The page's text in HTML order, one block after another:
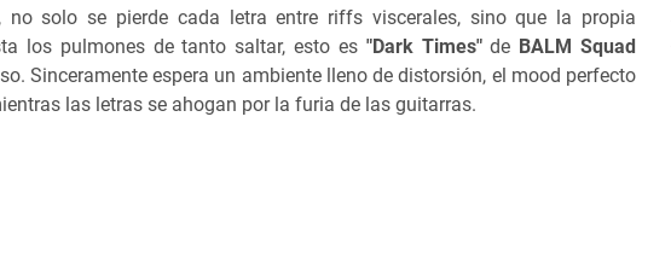
no solo se pierde cada letra entre riffs viscerales, sino que la propia
los pulmones de tanto saltar, esto es "Dark Times"de BALM Squad
Sinceramente espera un ambiente lleno de distorsión, el mood perfecto
las letras se ahogan por la furia de las guitarras.